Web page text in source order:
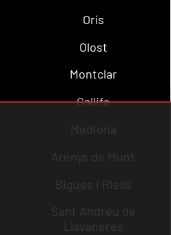
Orís
Olost
Montclar
Gallifa
Mediona
Arenys de Munt
Bigues i Riells
Sant Andreu de
Llavaneres